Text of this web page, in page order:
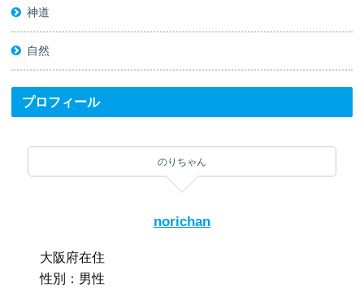
神道
自然
プロフィール
のりちゃん
norichan
大阪府在住
性別：男性